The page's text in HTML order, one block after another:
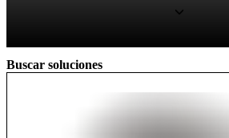
Buscar soluciones